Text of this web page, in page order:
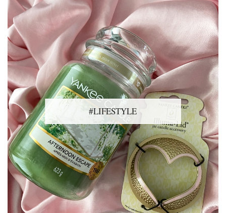
#LIFESTYLE